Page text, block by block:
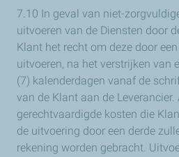
7.10 In geval van niet-
uitvoeren van de Diensten door
Klant het recht om deze door
uitvoeren, na het verstrijken van
(7) kalenderdagen vanaf de
van de Klant aan de Leverancier.
gerechtvaardigde kosten die
de uitvoering door een derde
rekening worden gebracht.